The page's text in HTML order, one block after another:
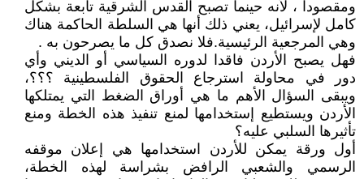
ومقصودا ، لأنه حينما تصبح القدس الشرقية تابعة بشكل
كامل لإسرائيل، يعني ذلك أنها هي السلطة الحاكمة هناك
وهي المرجعية الرئيسية.فلا نصدق كل ما يصرحون به .
فهل يصبح الأردن فاقدا لدوره السياسي أو الديني وأي
دور في محاولة استرجاع الحقوق الفلسطينية ؟؟؟،
ويبقى السؤال الأهم ما هي أوراق الضغط التي يمتلكها
الأردن ويستطيع إستخدامها لمنع تنفيذ هذه الخطة ومنع
تأثيرها السلبي عليه؟
أول ورقة يمكن للأردن استخدامها هي إعلان موقفه
الرسمي والشعبي الرافض بشراسة لهذه الخطة،